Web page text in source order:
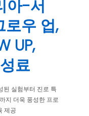
아-서
로우 업,
UP,
료
된 실험부터 진로 특
지 더욱 풍성한 프로
제공